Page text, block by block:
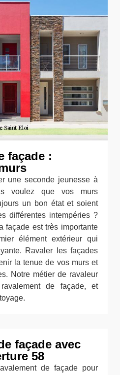
façade :
une seconde jeunesse à
voulez que vos murs
un bon état et soient
différentes intempéries ?
façade est très importante
élément extérieur qui
Ravaler les façades
la tenue de vos murs et
Notre métier de ravaleur
de façade, et
façade avec
58
de façade pour